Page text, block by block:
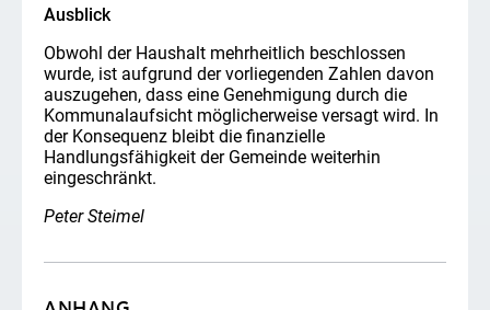
Ausblick
Obwohl der Haushalt mehrheitlich beschlossen
wurde, ist aufgrund der vorliegenden Zahlen davon
auszugehen, dass eine Genehmigung durch die
Kommunalaufsicht möglicherweise versagt wird. In
der Konsequenz bleibt die finanzielle
Handlungsfähigkeit der Gemeinde weiterhin
eingeschränkt.
Peter Steimel